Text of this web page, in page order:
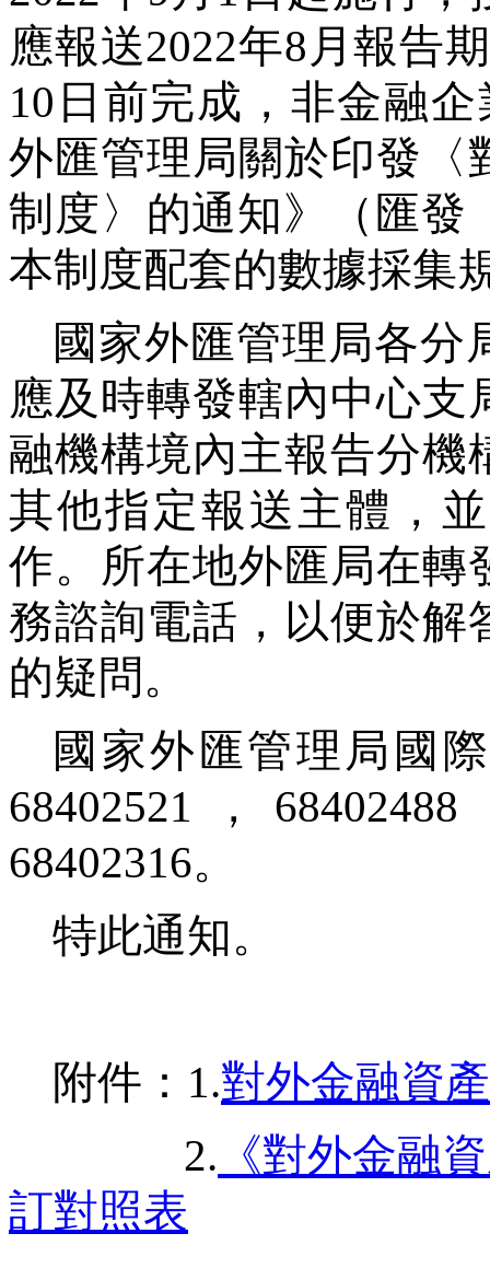
應報送2022年8 月報告
10 日前完成，非金融
外匯管理局關於印發〈
制度〉的通知》（匯發
本制度配套的數據採集
國家外匯管理局各分
應及時轉發轄內中心
融機構境內主報告分機
其他指定報送主體，
作。所在地外匯局在轉
務諮詢電話，以便於解
的疑問。
國家外匯管理局國
68402521，68402488
68402316。
特此通知。
附件： 1.對外金融資
2. 《對外金融
訂對照表